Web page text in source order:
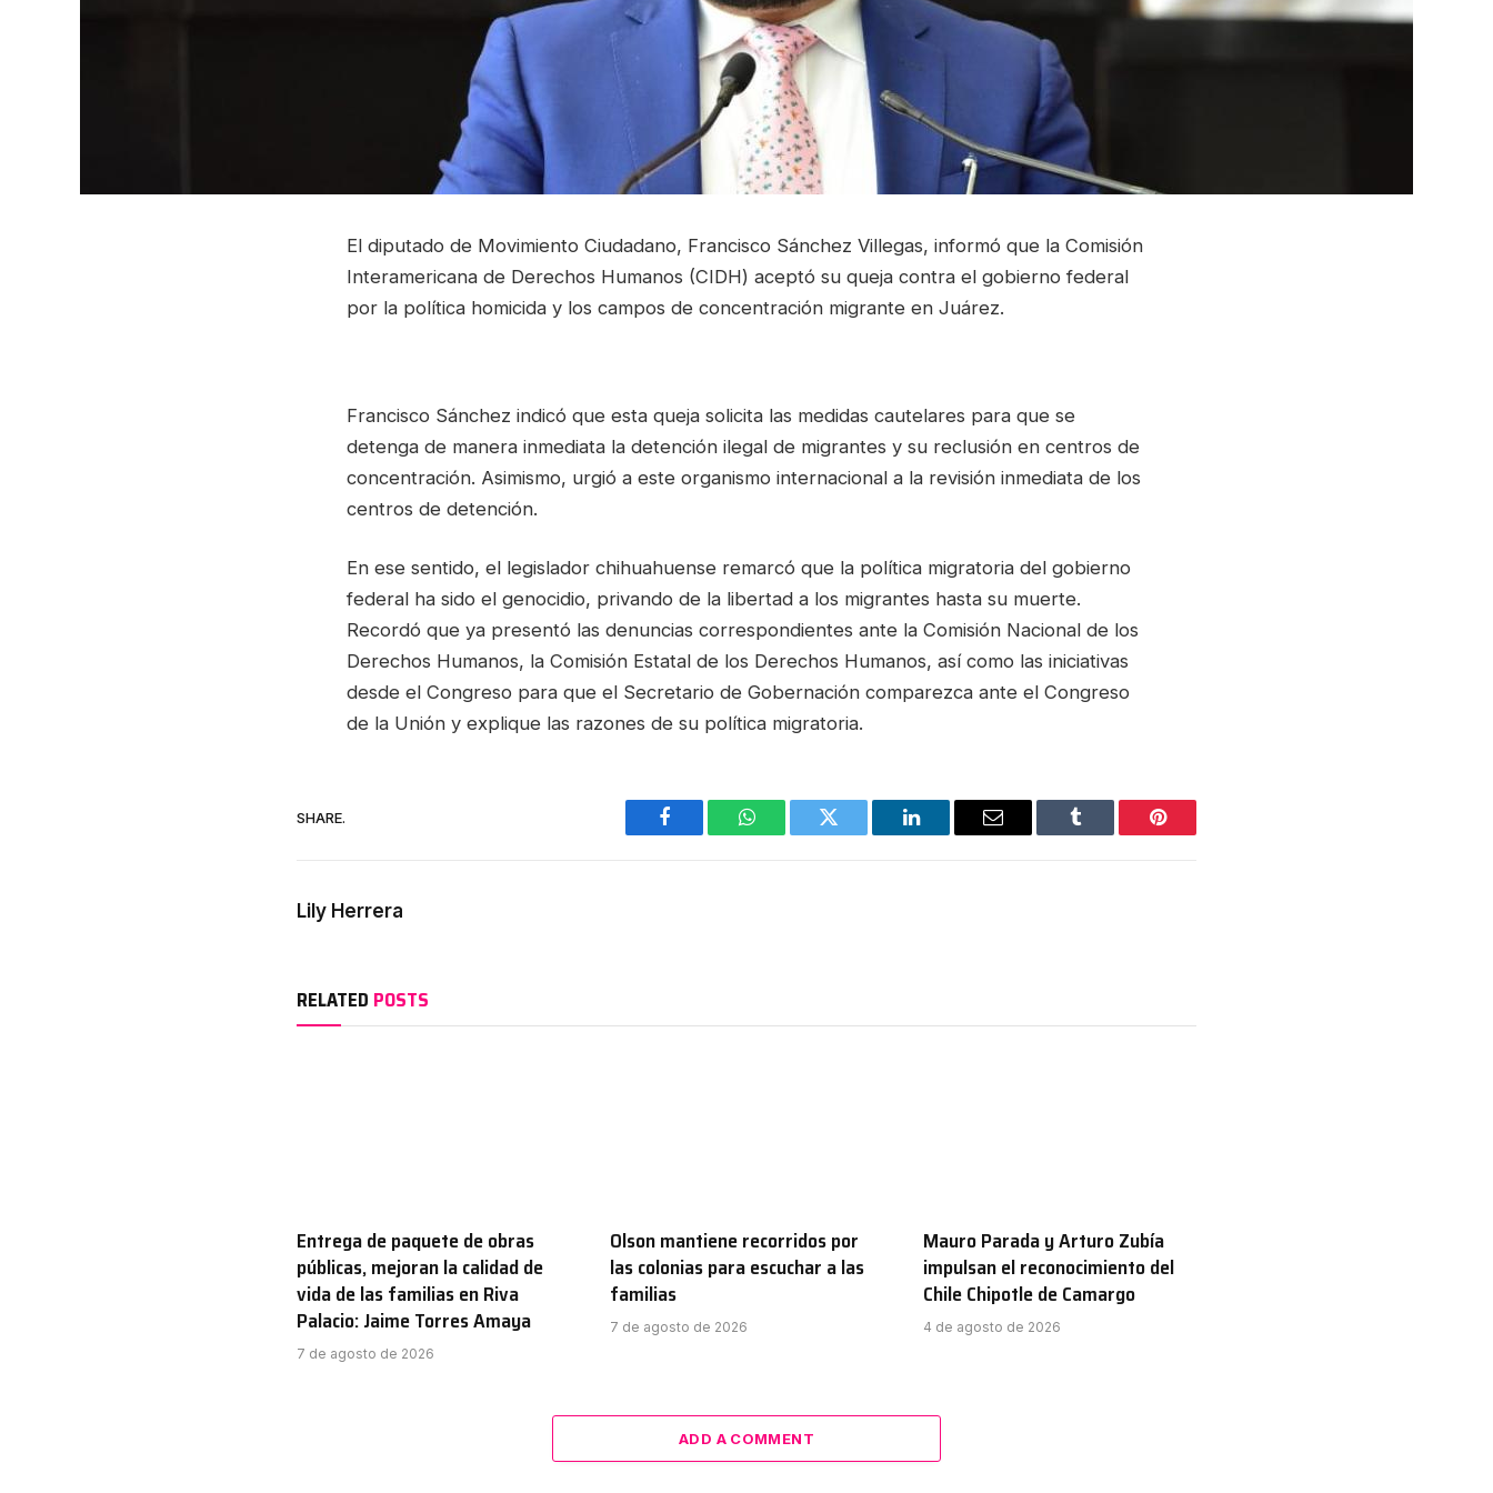
El diputado de Movimiento Ciudadano, Francisco Sánchez Villegas, informó que la Comisión
Interamericana de Derechos Humanos (CIDH) aceptó su queja contra el gobierno federal
por la política homicida y los campos de concentración migrante en Juárez.
Francisco Sánchez indicó que esta queja solicita las medidas cautelares para que se
detenga de manera inmediata la detención ilegal de migrantes y su reclusión en centros de
concentración. Asimismo, urgió a este organismo internacional a la revisión inmediata de los
centros de detención.
En ese sentido, el legislador chihuahuense remarcó que la política migratoria del gobierno
federal ha sido el genocidio, privando de la libertad a los migrantes hasta su muerte.
Recordó que ya presentó las denuncias correspondientes ante la Comisión Nacional de los
Derechos Humanos, la Comisión Estatal de los Derechos Humanos, así como las iniciativas
desde el Congreso para que el Secretario de Gobernación comparezca ante el Congreso
de la Unión y explique las razones de su política migratoria.
SHARE.
Facebook WhatsAppTwitter LinkedIn Email Tumblr Pinterest
Lily Herrera
RELATED POSTS
Entrega de paquete de obras
públicas, mejoran la calidad de
vida de las familias en Riva
Palacio: Jaime Torres Amaya
7 de agosto de 2026
Olson mantiene recorridos por
las colonias para escuchar a las
familias
7 de agosto de 2026
Mauro Parada y Arturo Zubía
impulsan el reconocimiento del
Chile Chipotle de Camargo
4 de agosto de 2026
ADD A COMMENT